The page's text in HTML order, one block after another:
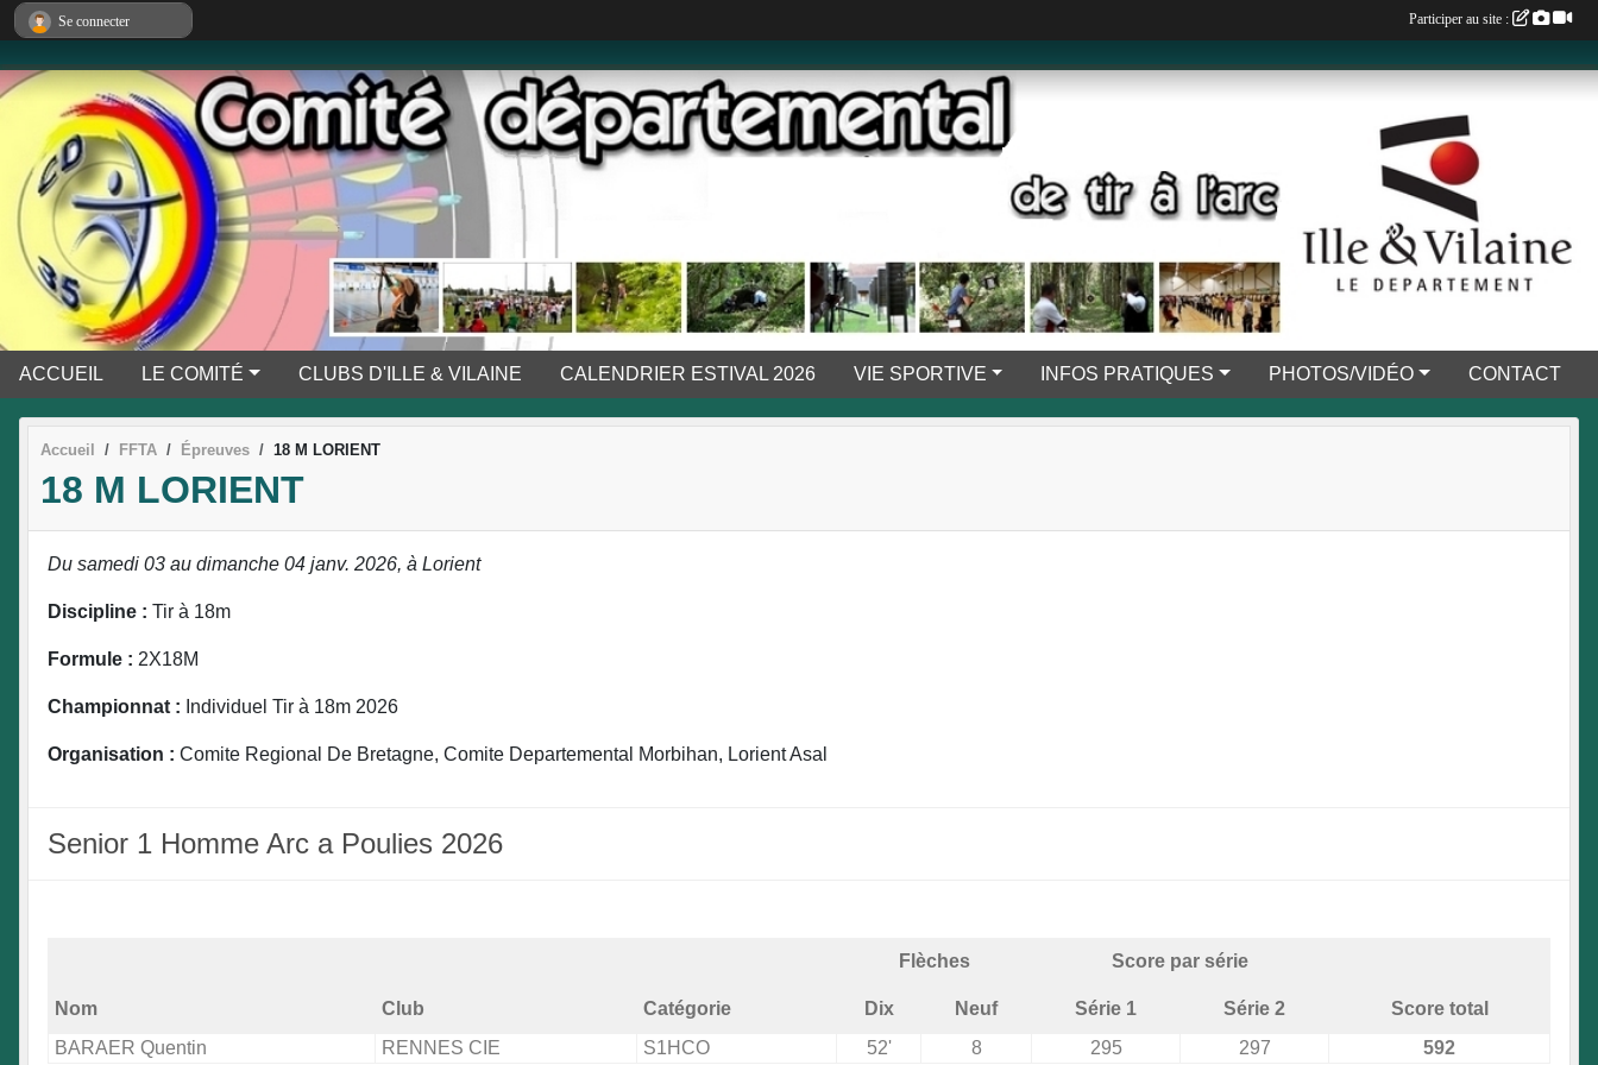
ACCUEIL LE COMITÉ CLUBS D'ILLE & VILAINE CALENDRIER ESTIVAL 2026 VIE SPORTIVE INFOS PRATIQUES PHOTOS/VIDÉO CONTACT
Accueil FFTA Épreuves 18 M LORIENT
18 M LORIENT
Du samedi 03 au dimanche 04 janv. 2026, à Lorient
Discipline : Tir à 18m
Formule : 2X18M
Championnat : Individuel Tir à 18m 2026
Organisation : Comite Regional De Bretagne, Comite Departemental Morbihan, Lorient Asal
Senior 1 Homme Arc a Poulies 2026
Flèches Score par série
Nom Club Catégorie Dix Neuf Série 1 Série 2
Score total
BARAER Quentin
RENNES CIE S1HCO 52' 8 295 297 592
Se connecter Participer au site :
Panneau de gestion des cookies